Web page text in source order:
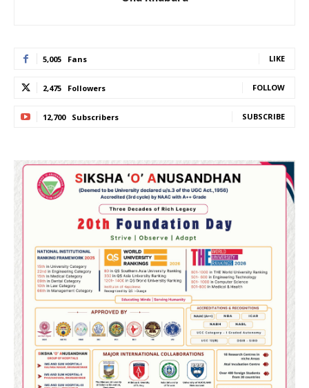
5,005 Fans LIKE
2,475 Followers FOLLOW
12,700 Subscribers SUBSCRIBE